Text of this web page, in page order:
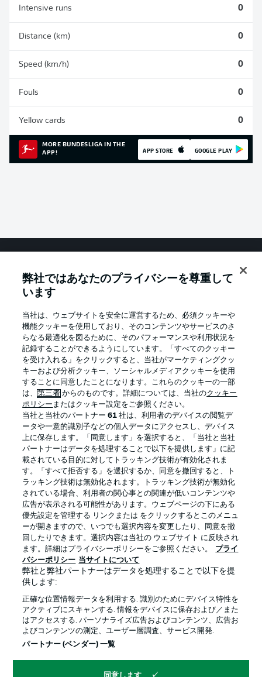
Intensive runs 0
Distance (km) 0
Speed (km/h) 0
Fouls 0
Yellow cards 0
MORE BUNDESLIGA IN THE
APP!
APP STORE GOOGLE PLAY
Football as it's meant to be
BUNDESLIGA APP
Official Partners
プライバシー・ポリシー 優先設定を管理する
利用条件 放送局
求人 選手
© 2026 Bundesliga-Gruppe GmbH
弊社ではあなたのプライバシーを尊重して
います
当社は、ウェブサイトを安全に運営するため、必須クッキーや
機能クッキーを使用しており、そのコンテンツやサービスのさ
らなる最適化を図るために、そのパフォーマンスや利用状況を
記録することができるようにしています。「すべてのクッキー
を受け入れる」をクリックすると、当社がマーケティングクッ
キーおよび分析クッキー、ソーシャルメディアクッキーを使用
することに同意したことになります。これらのクッキーの一部
は、第三者 からのものです。詳細については、当社のクッキー
ポリシー またはクッキー設定をご参照ください。
当社と当社のパートナー61 社は、利用者のデバイスの閲覧デ
ータや一意的識別子などの個人データにアクセスし、デバイス
上に保存します。「同意します」を選択すると、「当社と当社
パートナーはデータを処理することで以下を提供します」に記
載されている目的に対してトラッキング技術が有効化されま
す。「すべて拒否する」を選択するか、同意を撤回すると、ト
ラッキング技術は無効化されます。トラッキング技術が無効化
されている場合、利用者の関心事との関連が低いコンテンツや
広告が表示される可能性があります。ウェブページの下にある
優先設定を管理する リンクまたは をクリックするとこのメニュ
ーが開きますので、いつでも選択内容を変更したり、同意を撤
回したりできます。選択内容は当社の ウェブサイト に反映され
ます。詳細はプライバシーポリシーをご参照ください。
プライ
バシーポリシー 当サイトについて
弊社と弊社パートナーはデータを処理することで以下を提
供します:
正確な位置情報データを利用する. 識別のためにデバイス特性を
アクティブにスキャンする. 情報をデバイスに保存および／また
はアクセスする. パーソナライズ広告およびコンテンツ、広告お
よびコンテンツの測定、ユーザー層調査、サービス開発.
パートナー (ベンダー) 一覧
同意します